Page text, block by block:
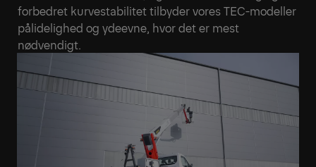
forbedret kurvestabilitet tilbyder vores TEC-modeller
pålidelighed og ydeevne, hvor det er mest
nødvendigt.